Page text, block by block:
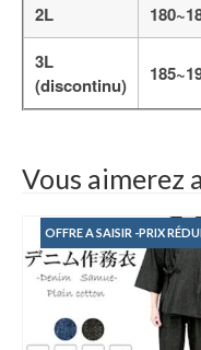
2L
3L
(discontinu)
Vous aimerez
OFFRE A SAISIR -PRIX